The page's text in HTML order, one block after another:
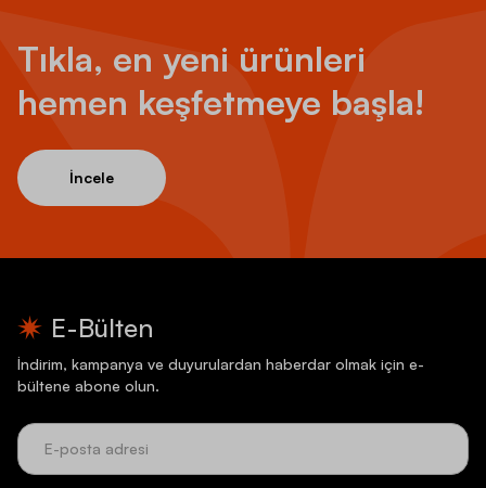
Tıkla, en yeni ürünleri
hemen keşfetmeye başla!
İncele
E-Bülten
İndirim, kampanya ve duyurulardan haberdar olmak için e-
bültene abone olun.